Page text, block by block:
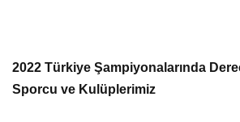
2022 Türkiye Şampiyonalarında
Sporcu ve Kulüplerimiz